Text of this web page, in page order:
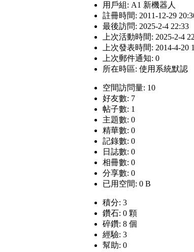
用戶組: A1 新機器人
註冊時間: 2011-12-29
最後訪問: 2025-2-4 22:33
上次活動時間: 2025-2-4
上次發表時間: 2014-4-20
上次郵件通知: 0
所在時區: 使用系統默認
空間訪問量: 10
好友數: 7
帖子數: 1
主題數: 0
精華數: 0
記錄數: 0
日誌數: 0
相冊數: 0
分享數: 0
已用空間: 0 B
積分: 3
鑽石: 0 顆
碎鑽: 8 個
經驗: 3
幫助: 0